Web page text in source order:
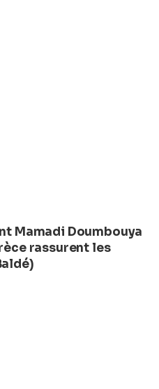
Mamadi Doumbouya
rassurent les